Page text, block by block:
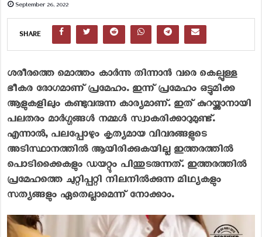
September 26, 2022
SHARE
ശരീരത്തെ മൊത്തം കാർന്നു തിന്നാൻ വരെ കെല്പുള്ള
ഭീകര രോഗമാണ് പ്രമേഹം. ഇന്ന് പ്രമേഹം ഒട്ടുമിക്ക
ആളുകളിലും കണ്ടുവരുന്ന കാര്യമാണ്. ഇത് കുറയ്ക്കാനായി
പലതരം മാര്‍ഗ്ഗങ്ങള്‍ നമ്മള്‍ സ്വാകരിക്കാറുമുണ്ട്.
എന്നാല്‍, പലപ്പോഴും കൃത്യമായ വിവരങ്ങളുടെ
അടിസ്ഥാനത്തില്‍ ആയിരിക്കുകയില്ല ഇത്തരത്തില്‍
പൊടിക്കൈകളും ഡയറ്റും പിന്തുടരുന്നത്. ഇത്തരത്തില്‍
പ്രമേഹത്തെ ചുറ്റിപ്പറ്റി നിലനില്‍ക്കുന്ന മിഥ്യകളും
സത്യങ്ങളും ഏതെല്ലാമെന്ന് നോക്കാം.